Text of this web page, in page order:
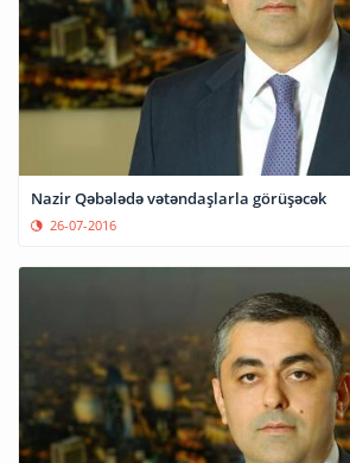
‎Nazir‬ Qəbələdə vətəndaşlarla görüşəcək
26-07-2016